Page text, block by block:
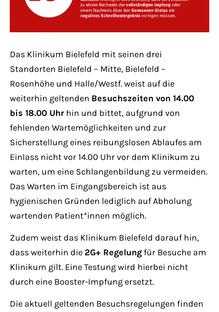
Get in touch
San Francisco, CA 94102
+44 1234 567 890
Drop us a line
info@yourdomain.com
About us
Lorem ipsum dolor sit amet, consectetuer
adipiscing elit.
Aenean commodo ligula eget dolor. Aenean
massa. Cum sociis natoque penatibus et
magnis dis parturient montes, nascetur
ridiculus mus. Donec quam felis, ultricies
Das Klinikum Bielefeld mit seinen drei
Standorten Bielefeld – Mitte, Bielefeld –
Rosenhöhe und Halle/Westf. weist auf die
weiterhin geltenden Besuchszeiten von 14.00
bis 18.00 Uhr hin und bittet, aufgrund von
fehlenden Wartemöglichkeiten und zur
Sicherstellung eines reibungslosen Ablaufes am
Einlass nicht vor 14.00 Uhr vor dem Klinikum zu
warten, um eine Schlangenbildung zu vermeiden.
Das Warten im Eingangsbereich ist aus
hygienischen Gründen lediglich auf Abholung
wartenden Patient*innen möglich.
Zudem weist das Klinikum Bielefeld darauf hin,
dass weiterhin die 2G+ Regelung für Besuche am
Klinikum gilt. Eine Testung wird hierbei nicht
durch eine Booster-Impfung ersetzt.
Die aktuell geltenden Besuchsregelungen finden